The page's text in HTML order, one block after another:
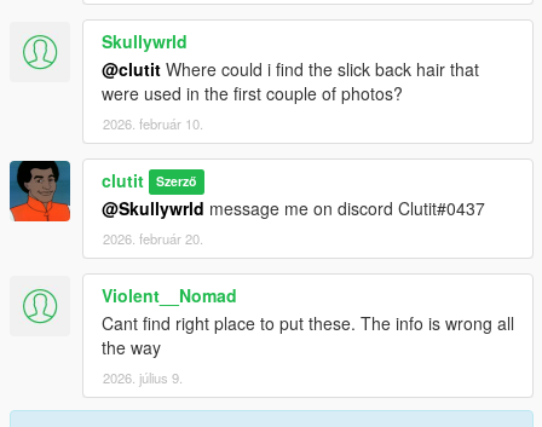
Skullywrld
@clutit Where could i find the slick back hair that
were used in the first couple of photos?
2026. február 10.
clutit Szerző
@Skullywrld message me on discord Clutit#0437
2026. február 20.
Violent__Nomad
Cant find right place to put these. The info is wrong all
the way
2026. július 9.